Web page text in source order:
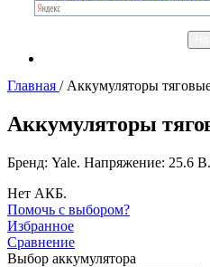
Главная / Аккумуляторы
Аккумуляторы
Бренд: Yale. Напряжение: 25.6
Нет АКБ.
Помочь с выбором?
Избранное
Сравнение
Выбор аккумулятора